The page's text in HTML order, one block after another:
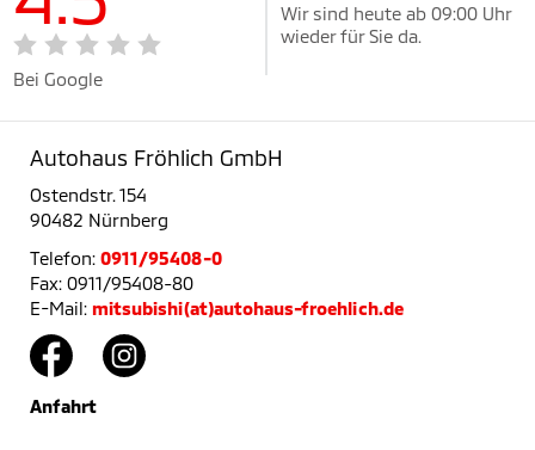
Bei Google
Wir sind heute ab 09:00 Uhr
wieder für Sie da.
Autohaus Fröhlich GmbH
Ostendstr. 154
90482 Nürnberg
Telefon: 0911/95408-0
Fax: 0911/95408-80
E-Mail: mitsubishi(at)autohaus-froehlich.de
Anfahrt